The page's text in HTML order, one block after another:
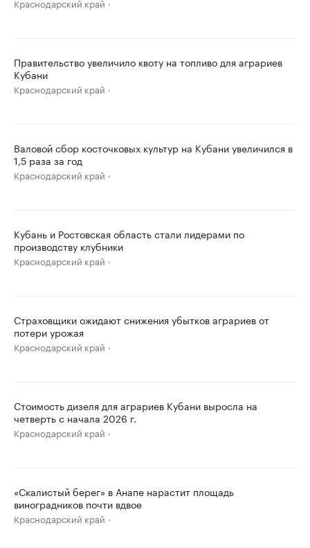
Краснодарский край
Правительство увеличило квоту на топливо для аграриев
Кубани
Краснодарский край
Валовой сбор косточковых культур на Кубани увеличился в
1,5 раза за год
Краснодарский край
Кубань и Ростовская область стали лидерами по
производству клубники
Краснодарский край
Страховщики ожидают снижения убытков аграриев от
потери урожая
Краснодарский край
Стоимость дизеля для аграриев Кубани выросла на
четверть с начала 2026 г.
Краснодарский край
«Скалистый берег» в Анапе нарастит площадь
виноградников почти вдвое
Краснодарский край